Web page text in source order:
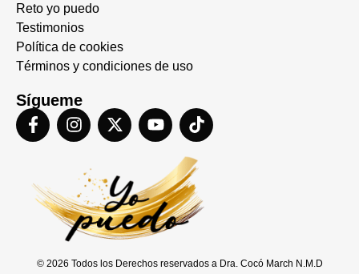
Reto yo puedo
Testimonios
Política de cookies
Términos y condiciones de uso
Sígueme
© 2026 Todos los Derechos reservados a Dra. Cocó March N.M.D